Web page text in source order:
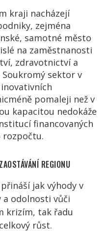
kraji nacházejí
zejména
samotné město
na zaměstnanosti
zdravotnictví a
sektor v
pomaleji než v
kapacitou nedokáže
financovaných
rozpočtu.
REGIONU
jak výhody v
odolnosti vůči
krizím, tak řadu
růst.